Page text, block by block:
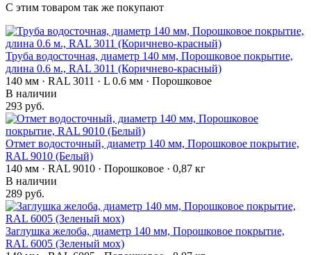
С этим товаром так же покупают
Труба водосточная, диаметр 140 мм, Порошковое покрытие,
длина 0.6 м., RAL 3011 (Коричнево-красный)
140 мм · RAL 3011 · L 0.6 мм · Порошковое
В наличии
293 руб.
Отмет водосточный, диаметр 140 мм, Порошковое покрытие,
RAL 9010 (Белый)
140 мм · RAL 9010 · Порошковое · 0,87 кг
В наличии
289 руб.
Заглушка желоба, диаметр 140 мм, Порошковое покрытие,
RAL 6005 (Зеленый мох)